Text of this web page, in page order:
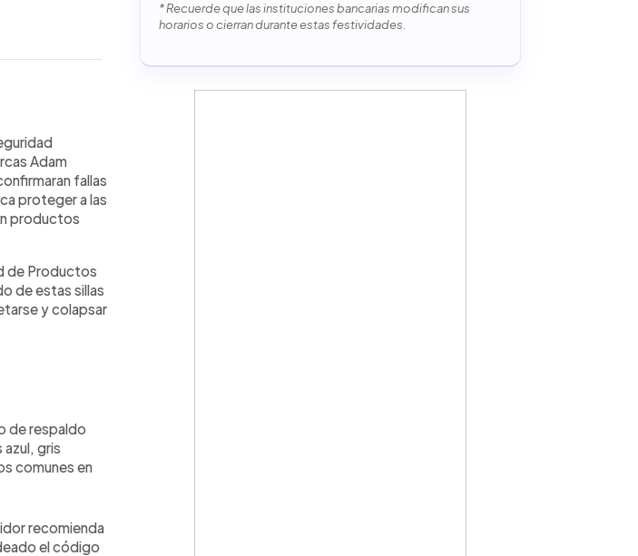
de
su
EE.
su
retiro y
Adam
fallas
proteger a las
productos
de Productos
de estas sillas
y colapsar
de respaldo
gris
comunes en
recomienda
el código
* Recuerde que las instituciones bancarias modifican sus
horarios o cierran durante estas festividades.